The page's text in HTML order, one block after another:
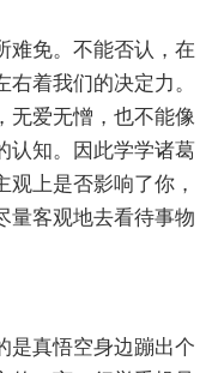
难免。不能否认，在
着我们的决定力。
无爱无憎，也不能像
认知。因此学学诸葛
上是否影响了你，
量客观地去看待事物
是真悟空身边蹦出个